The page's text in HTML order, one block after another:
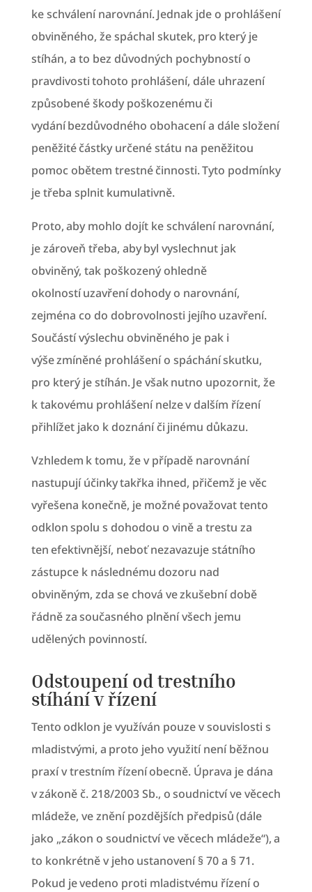
ke schválení narovnání. Jednak jde o prohlášení
obviněného, že spáchal skutek, pro který je
stíhán, a to bez důvodných pochybností o
pravdivosti tohoto prohlášení, dále uhrazení
způsobené škody poškozenému či
vydání bezdůvodného obohacení a dále složení
peněžité částky určené státu na peněžitou
pomoc obětem trestné činnosti. Tyto podmínky
je třeba splnit kumulativně.
Proto, aby mohlo dojít ke schválení narovnání,
je zároveň třeba, aby byl vyslechnut jak
obviněný, tak poškozený ohledně
okolností uzavření dohody o narovnání,
zejména co do dobrovolnosti jejího uzavření.
Součástí výslechu obviněného je pak i
výše zmíněné prohlášení o spáchání skutku,
pro který je stíhán. Je však nutno upozornit, že
k takovému prohlášení nelze v dalším řízení
přihlížet jako k doznání či jinému důkazu.
Vzhledem k tomu, že v případě narovnání
nastupují účinky takřka ihned, přičemž je věc
vyřešena konečně, je možné považovat tento
odklon spolu s dohodou o vině a trestu za
ten efektivnější, neboť nezavazuje státního
zástupce k následnému dozoru nad
obviněným, zda se chová ve zkušební době
řádně za současného plnění všech jemu
udělených povinností.
Odstoupení od trestního
stíhání v řízení
Tento odklon je využíván pouze v souvislosti s
mladistvými, a proto jeho využití není běžnou
praxí v trestním řízení obecně. Úprava je dána
v zákoně č. 218/2003 Sb., o soudnictví ve věcech
mládeže, ve znění pozdějších předpisů (dále
jako „zákon o soudnictví ve věcech mládeže“), a
to konkrétně v jeho ustanovení § 70 a § 71.
Pokud je vedeno proti mladistvému řízení o